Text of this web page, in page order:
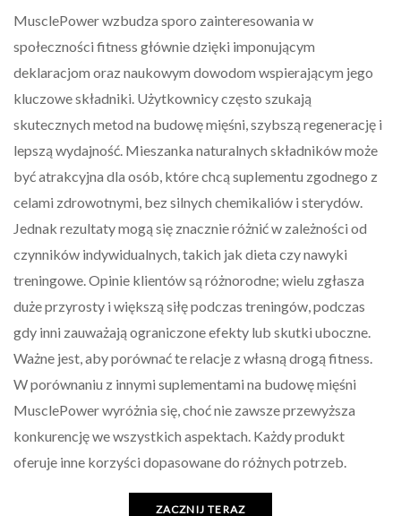
MusclePower wzbudza sporo zainteresowania w
społeczności fitness głównie dzięki imponującym
deklaracjom oraz naukowym dowodom wspierającym jego
kluczowe składniki. Użytkownicy często szukają
skutecznych metod na budowę mięśni, szybszą regenerację i
lepszą wydajność. Mieszanka naturalnych składników może
być atrakcyjna dla osób, które chcą suplementu zgodnego z
celami zdrowotnymi, bez silnych chemikaliów i sterydów.
Jednak rezultaty mogą się znacznie różnić w zależności od
czynników indywidualnych, takich jak dieta czy nawyki
treningowe. Opinie klientów są różnorodne; wielu zgłasza
duże przyrosty i większą siłę podczas treningów, podczas
gdy inni zauważają ograniczone efekty lub skutki uboczne.
Ważne jest, aby porównać te relacje z własną drogą fitness.
W porównaniu z innymi suplementami na budowę mięśni
MusclePower wyróżnia się, choć nie zawsze przewyższa
konkurencję we wszystkich aspektach. Każdy produkt
oferuje inne korzyści dopasowane do różnych potrzeb.
ZACZNIJ TERAZ